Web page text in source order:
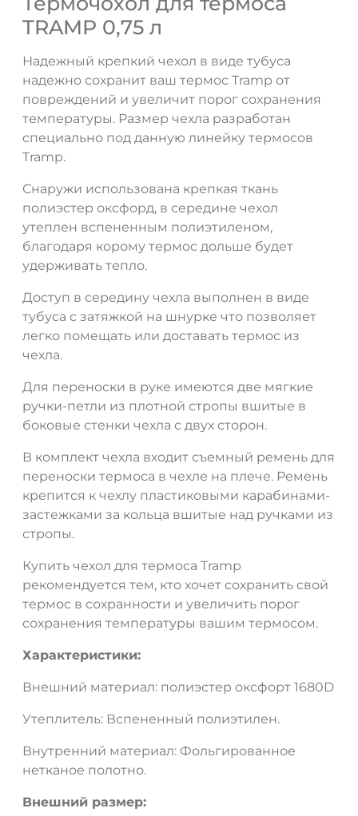
TRAMP 0,75 л
Надежный крепкий чехол в виде тубуса
надежно сохранит ваш термос Tramp от
повреждений и увеличит порог сохранения
температуры. Размер чехла разработан
специально под данную линейку термосов
Tramp.
Снаружи использована крепкая ткань
полиэстер оксфорд, в середине чехол
утеплен вспененным полиэтиленом,
благодаря корому термос дольше будет
удерживать тепло.
Доступ в середину чехла выполнен в виде
тубуса с затяжкой на шнурке что позволяет
легко помещать или доставать термос из
чехла.
Для переноски в руке имеются две мягкие
ручки-петли из плотной стропы вшитые в
боковые стенки чехла с двух сторон.
В комплект чехла входит съемный ремень для
переноски термоса в чехле на плече. Ремень
крепится к чехлу пластиковыми карабинами-
застежками за кольца вшитые над ручками из
стропы.
Купить чехол для термоса Tramp
рекомендуется тем, кто хочет сохранить свой
термос в сохранности и увеличить порог
сохранения температуры вашим термосом.
Характеристики:
Внешний материал: полиэстер оксфорт 1680D
Утеплитель: Вспененный полиэтилен.
Внутренний материал: Фольгированное
нетканое полотно.
Внешний размер:
ДА НЕТ